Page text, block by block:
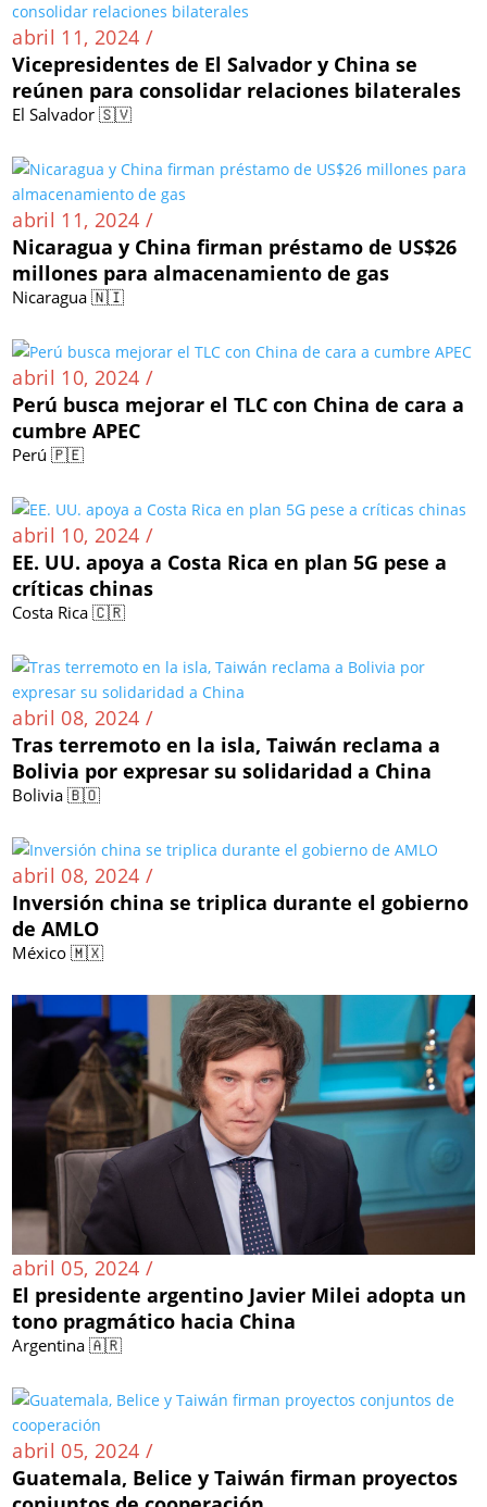
abril 11, 2024 /
Vicepresidentes de El Salvador y China se
reúnen para consolidar relaciones bilaterales
El Salvador 🇸🇻
abril 11, 2024 /
Nicaragua y China firman préstamo de US$26
millones para almacenamiento de gas
Nicaragua 🇳🇮
abril 10, 2024 /
Perú busca mejorar el TLC con China de cara a
cumbre APEC
Perú 🇵🇪
abril 10, 2024 /
EE. UU. apoya a Costa Rica en plan 5G pese a
críticas chinas
Costa Rica 🇨🇷
abril 08, 2024 /
Tras terremoto en la isla, Taiwán reclama a
Bolivia por expresar su solidaridad a China
Bolivia 🇧🇴
abril 08, 2024 /
Inversión china se triplica durante el gobierno
de AMLO
México 🇲🇽
abril 05, 2024 /
El presidente argentino Javier Milei adopta un
tono pragmático hacia China
Argentina 🇦🇷
abril 05, 2024 /
Guatemala, Belice y Taiwán firman proyectos